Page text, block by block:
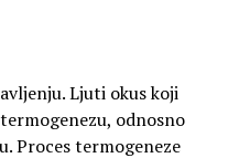
Ljuti okus koji
odnosno
Proces termogeneze